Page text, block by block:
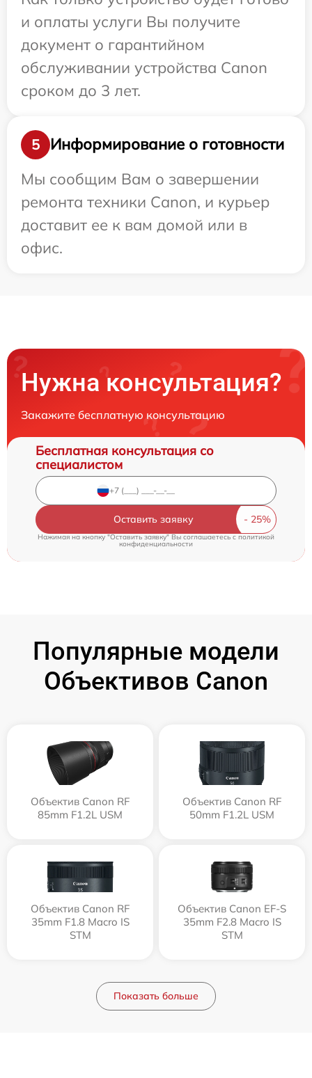
и оплаты услуги Вы получите
документ о гарантийном
обслуживании устройства Canon
сроком до 3 лет.
5
Информирование о готовности
Мы сообщим Вам о завершении
ремонта техники Canon, и курьер
доставит ее к вам домой или в
офис.
Нужна консультация?
Закажите бесплатную консультацию
Бесплатная консультация со
специалистом
Оставить заявку
Нажимая на кнопку "Оставить заявку" Вы соглашаетесь cполитикой
конфиденциальности
Популярные модели
Объективов Canon
Объектив Canon RF
85mm F1.2L USM
Объектив Canon RF
50mm F1.2L USM
Объектив Canon RF
35mm F1.8 Macro IS
STM
Объектив Canon EF-S
35mm F2.8 Macro IS
STM
Показать больше